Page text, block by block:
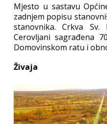
Mjesto u sastavu
zadnjem popisu
stanovnika. Crkva
Cerovljani sagrađena
Domovinskom ratu i
Živaja